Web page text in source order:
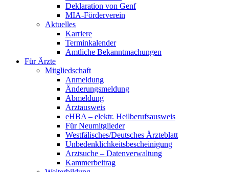
Deklaration von Genf
MIA-Förderverein
Aktuelles
Karriere
Terminkalender
Amtliche Bekanntmachungen
Für Ärzte
Mitgliedschaft
Anmeldung
Änderungsmeldung
Abmeldung
Arztausweis
eHBA – elektr. Heilberufsausweis
Für Neumitglieder
Westfälisches/Deutsches Ärzteblatt
Unbedenklichkeitsbescheinigung
Arztsuche – Datenverwaltung
Kammerbeitrag